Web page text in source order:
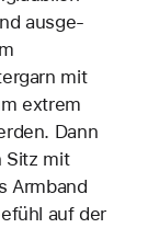
ausge­
mit
extrem
Dann
Sitz mit
Armband
auf der